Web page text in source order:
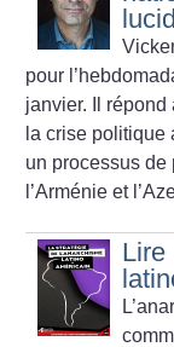
pour
janvier. Il répond
la crise politique
un processus
l’Arménie et
Lire